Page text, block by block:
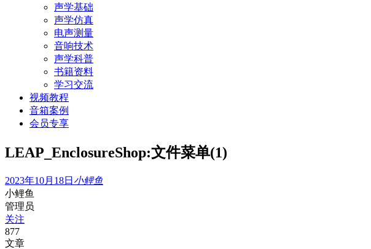
声学基础
声学仿真
电声测量
音响技术
声学科普
书籍资料
学习交流
视频教程
音箱案例
会员专享
LEAP_EnclosureShop:文件菜单(1)
2023年10月18日 小鲤鱼
小鲤鱼
管理员
关注
877
文章